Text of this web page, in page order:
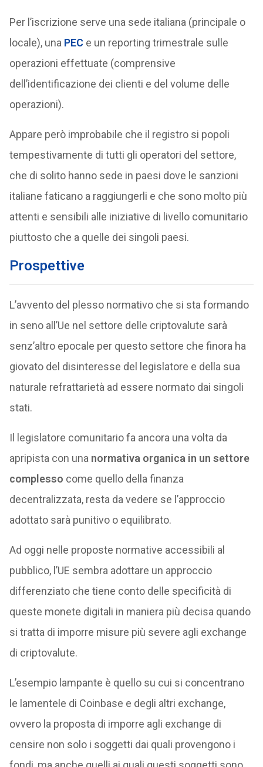
Per l’iscrizione serve una sede italiana (principale o
locale), una PEC e un reporting trimestrale sulle
operazioni effettuate (comprensive
dell’identificazione dei clienti e del volume delle
operazioni).
Appare però improbabile che il registro si popoli
tempestivamente di tutti gli operatori del settore,
che di solito hanno sede in paesi dove le sanzioni
italiane faticano a raggiungerli e che sono molto più
attenti e sensibili alle iniziative di livello comunitario
piuttosto che a quelle dei singoli paesi.
Prospettive
L’avvento del plesso normativo che si sta formando
in seno all’Ue nel settore delle criptovalute sarà
senz’altro epocale per questo settore che finora ha
giovato del disinteresse del legislatore e della sua
naturale refrattarietà ad essere normato dai singoli
stati.
Il legislatore comunitario fa ancora una volta da
apripista con una normativa organica in un settore
complesso come quello della finanza
decentralizzata, resta da vedere se l’approccio
adottato sarà punitivo o equilibrato.
Ad oggi nelle proposte normative accessibili al
pubblico, l’UE sembra adottare un approccio
differenziato che tiene conto delle specificità di
queste monete digitali in maniera più decisa quando
si tratta di imporre misure più severe agli exchange
di criptovalute.
L’esempio lampante è quello su cui si concentrano
le lamentele di Coinbase e degli altri exchange,
ovvero la proposta di imporre agli exchange di
censire non solo i soggetti dai quali provengono i